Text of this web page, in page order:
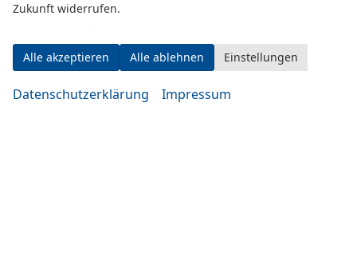
83278 Traunstein
Öffnungszeiten
Zukunft widerrufen.
Alle akzeptieren Alle ablehnen Einstellungen
Datenschutzerklärung Impressum